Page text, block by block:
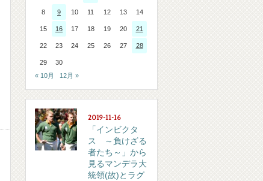
8 9 10 11 12 13 14
15 16 17 18 19 20 21
22 23 24 25 26 27 28
29
30
« 10月
12月 »
2019-11-16
「インビクタ
ス ～負けざる
者たち～」から
見るマンデラ大
統領(故)とラグ